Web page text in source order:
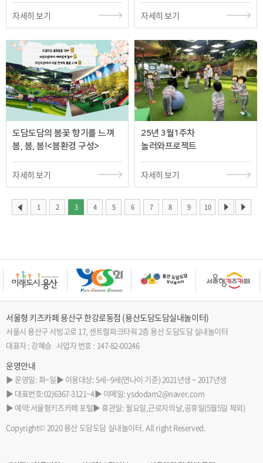
자세히 보기 자세히 보기
도담도담의 봄꽃 향기를 느껴
봄, 봄, 봄!<봄환경 구성>
자세히 보기
25년 3월1주차
놀러와프로젝트
자세히 보기
1 2 3 4 5 6 7 8 9 10
서울형 키즈카페 용산구 한강로동점 (용산도담도담실내놀이터)
서울시 용산구 서빙고로 17, 센트럴파크타워 2층 용산 도담도담 실내놀이터
대표자 : 강혜승 사업자 번호 : 147-82-00246
운영안내
▶ 운영일: 화~일▶ 이용대상: 5세~9세(연나이 기준) 2021년생 ~ 2017년생
▶ 대표번호:02)6367-3121~4▶ 이메일: ysdodam2@naver.com
▶ 예약:서울형키즈카페 포털▶ 휴관일: 월요일,근로자의날,공휴일(5월5일 제외)
Copyright© 2020 용산 도담도담 실내놀이터. All right Reserved.